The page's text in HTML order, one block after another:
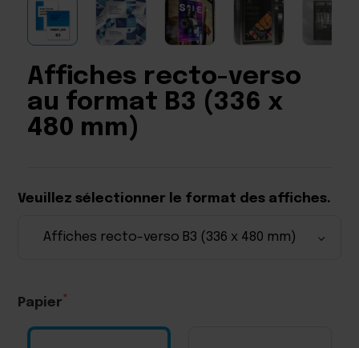
Affiches recto-verso
au format B3 (336 x
480 mm)
Veuillez sélectionner le format des affiches.
Papier